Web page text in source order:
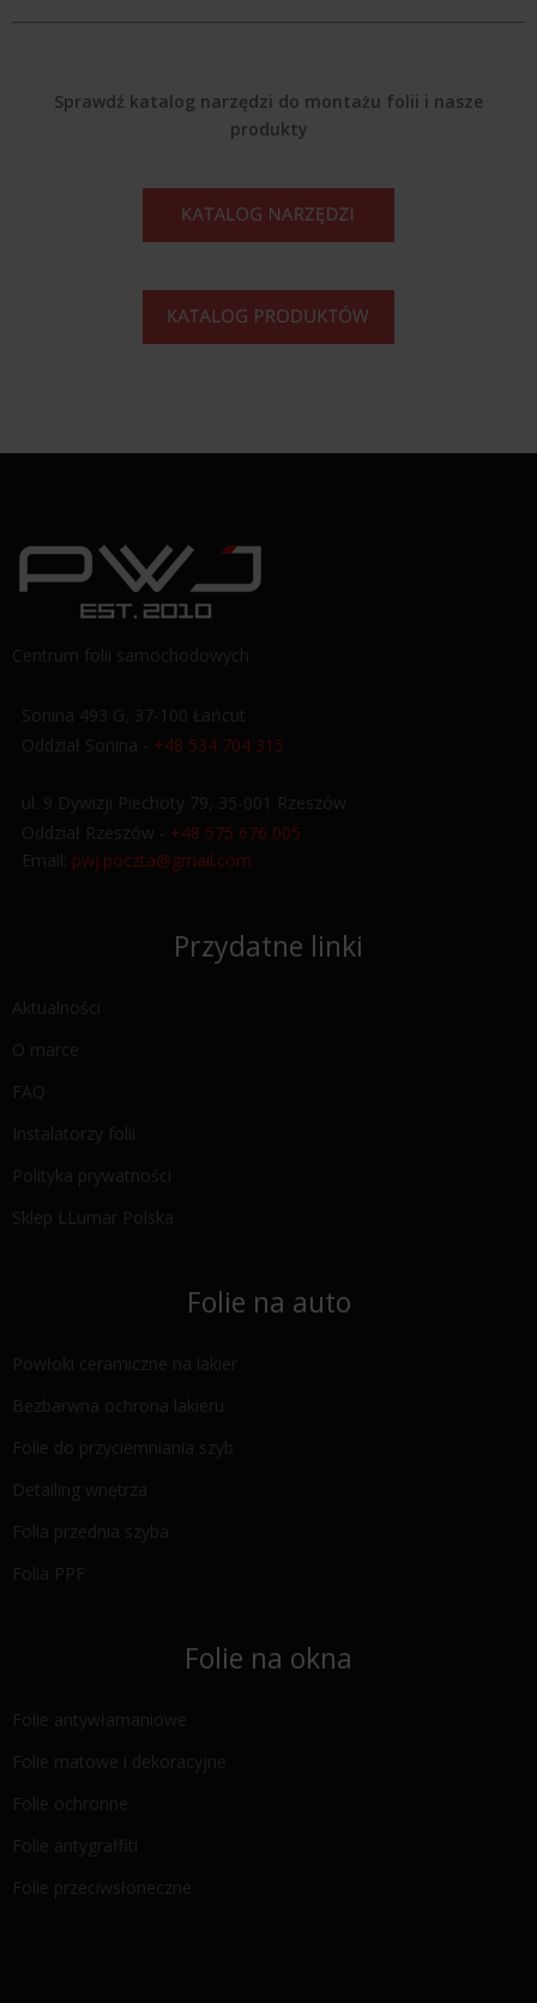
Sprawdź katalog narzędzi do montażu folii i nasze
produkty
Centrum folii samochodowych
Sonina 493 G, 37-100 Łańcut
Oddział Sonina - +48 534 704 315
ul. 9 Dywizji Piechoty 79, 35-001 Rzeszów
Oddział Rzeszów - +48 575 676 005
Email: pwj.poczta@gmail.com
Przydatne linki
Aktualności
O marce
FAQ
Instalatorzy folii
Polityka prywatności
Sklep LLumar Polska
Folie na auto
Powłoki ceramiczne na lakier
Bezbarwna ochrona lakieru
Folie do przyciemniania szyb
Detailing wnętrza
Folia przednia szyba
Folia PPF
Folie na okna
Folie antywłamaniowe
Folie matowe i dekoracyjne
Folie ochronne
Folie antygraffiti
Folie przeciwsłoneczne